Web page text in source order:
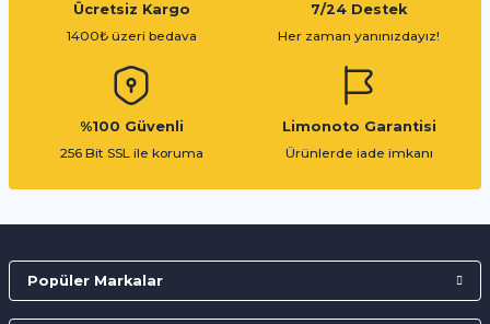
Ücretsiz Kargo
1400₺ üzeri bedava
7/24 Destek
Her zaman yanınızdayız!
%100 Güvenli
256 Bit SSL ile koruma
Limonoto Garantisi
Ürünlerde iade imkanı
Popüler Markalar